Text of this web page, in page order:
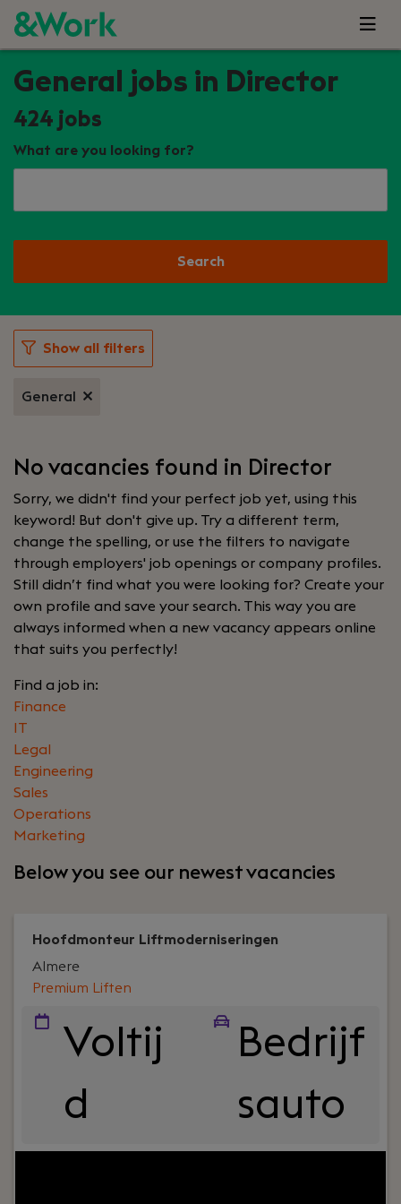
General jobs in Director
424 jobs
What are you looking for?
Search
Show all filters
General
No vacancies found in Director
Sorry, we didn't find your perfect job yet, using this
keyword! But don't give up. Try a different term,
change the spelling, or use the filters to navigate
through employers' job openings or company profiles.
Still didn’t find what you were looking for? Create your
own profile and save your search. This way you are
always informed when a new vacancy appears online
that suits you perfectly!
Find a job in:
Finance
IT
Legal
Engineering
Sales
Operations
Marketing
Below you see our newest vacancies
Hoofdmonteur Liftmoderniseringen
Premium Liften
Almere
Voltij
d
Bedrijf
sauto